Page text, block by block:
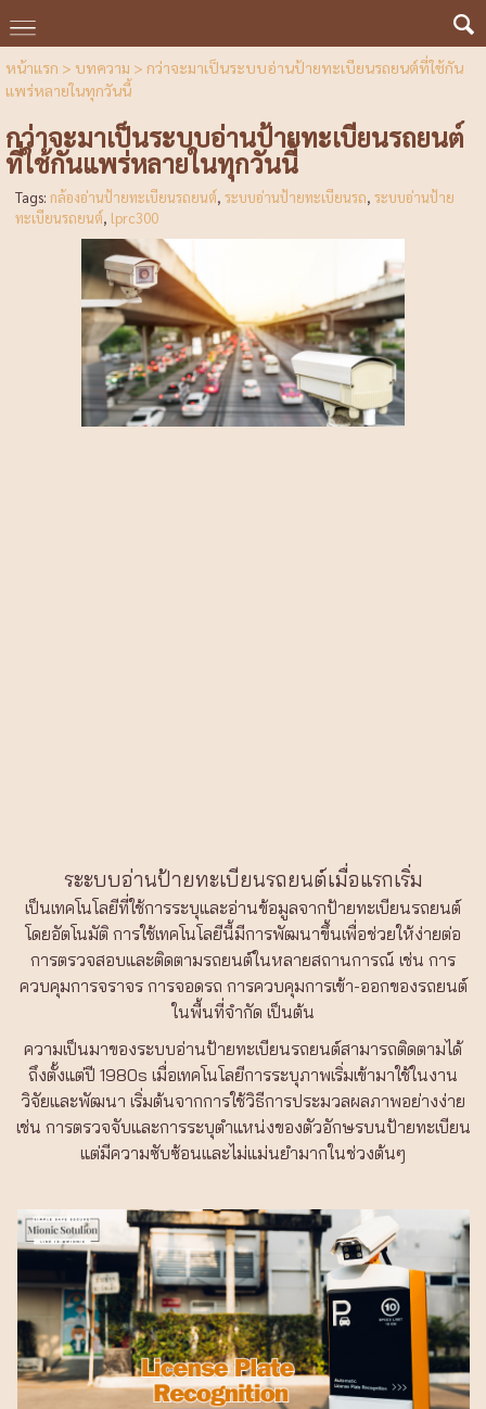
หน้าแรก > บทความ > กว่าจะมาเป็นระบบอ่านป้ายทะเบียนรถยนต์ที่ใช้กัน
แพร่หลายในทุกวันนี้
กว่าจะมาเป็นระบบอ่านป้ายทะเบียนรถยนต์
ที่ใช้กันแพร่หลายในทุกวันนี้
Tags: กล้องอ่านป้ายทะเบียนรถยนต์, ระบบอ่านป้ายทะเบียนรถ, ระบบอ่านป้าย
ทะเบียนรถยนต์, lprc300
ระะบบอ่านป้ายทะเบียนรถยนต์เมื่อแรกเริ่ม
เป็นเทคโนโลยีที่ใช้การระบุและอ่านข้อมูลจากป้ายทะเบียนรถยนต์
โดยอัตโนมัติ การใช้เทคโนโลยีนี้มีการพัฒนาขึ้นเพื่อช่วยให้ง่ายต่อ
การตรวจสอบและติดตามรถยนต์ในหลายสถานการณ์ เช่น การ
ควบคุมการจราจร การจอดรถ การควบคุมการเข้า-ออกของรถยนต์
ในพื้นที่จำกัด เป็นต้น
ความเป็นมาของระบบอ่านป้ายทะเบียนรถยนต์สามารถติดตามได้
ถึงตั้งแต่ปี 1980s เมื่อเทคโนโลยีการระบุภาพเริ่มเข้ามาใช้ในงาน
วิจัยและพัฒนา เริ่มต้นจากการใช้วิธีการประมวลผลภาพอย่างง่าย
เช่น การตรวจจับและการระบุตำแหน่งของตัวอักษรบนป้ายทะเบียน
แต่มีความซับซ้อนและไม่แม่นยำมากในช่วงต้นๆ